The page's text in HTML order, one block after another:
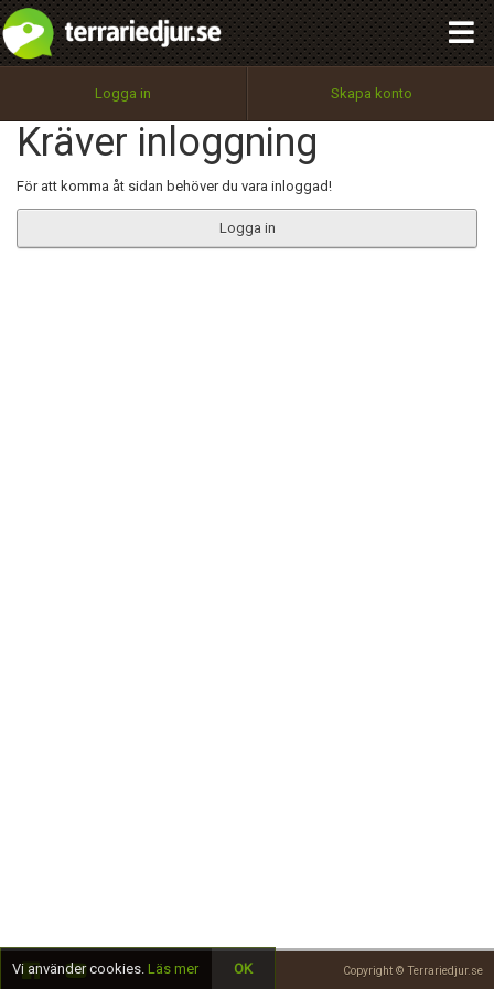
Logga in Skapa konto
Kräver inloggning
För att komma åt sidan behöver du vara inloggad!
Logga in
Copyright © Terrariedjur.se
Utför
100%
OK
integritetspolicy
Namn:
Epost:
Begär nytt lösenord
Tillbaka till förstasidan
Vi använder cookies. Läs mer OK